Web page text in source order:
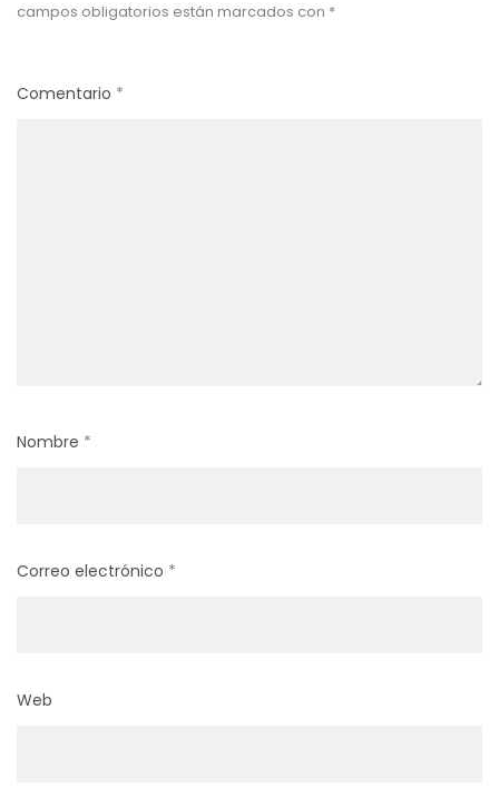
campos obligatorios están marcados con *
Comentario *
Nombre *
Correo electrónico *
Web